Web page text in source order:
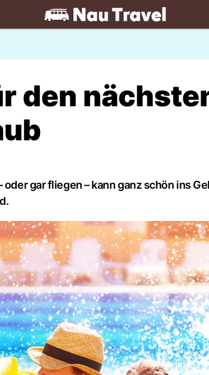
travel.NAU.ch
den
gar fliegen – kann ganz schön ins